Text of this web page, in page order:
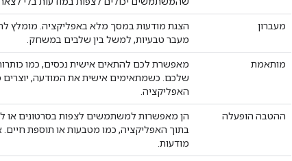
מעברון
הצגת מודעות במסך מלא באפליקציה. מומלץ
מעבר טבעיות, למשל בין שלבים במשחק.
מותאמת
מאפשרת לכם להתאים אישית נכסים, כמו
שלכם. כשמתאימים אישית את המודעה, יוצרים
האפליקציה.
ההטבה הופעלה
הן מאפשרות למשתמשים לצפות בסרטונים או
בתוך האפליקציה, כמו מטבעות או תוספת חיים.
מודעות.